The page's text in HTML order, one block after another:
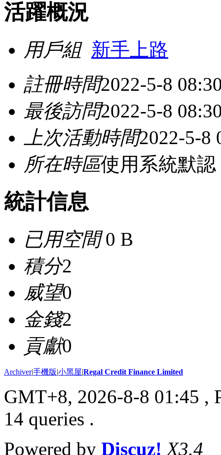
活躍概況
用戶組 新手上路
註冊時間2022-5-8
最後訪問2022-5-8
上次活動時間2022-5-8
所在時區使用系統默認
統計信息
已用空間0 B
積分2
威望0
金錢2
貢獻0
Archiver|手機版|小黑屋|Regal Credit Finance Limited
GMT+8, 2026-8-8 01:45 ,
14 queries .
Powered by Discuz! X3.4